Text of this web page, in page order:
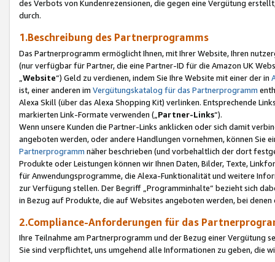
des Verbots von Kundenrezensionen, die gegen eine Vergütung
durch.
1.Beschreibung des Partnerprogramms
Das Partnerprogramm ermöglicht Ihnen, mit Ihrer Website, Ihren
(nur verfügbar für Partner, die eine Partner-ID für die Amazon UK
Website“) Geld zu verdienen, indem Sie Ihre Website mit einer der in
ist, einer anderen im Vergütungskatalog für das Partnerprogramm
Alexa Skill (über das Alexa Shopping Kit) verlinken. Entsprechende
markierten Link-Formate verwenden („ Partner-Links“).
Wenn unsere Kunden die Partner-Links anklicken oder sich damit
angeboten werden, oder andere Handlungen vornehmen, können Sie
Partnerprogramm näher beschrieben (und vorbehaltlich der dort
Produkte oder Leistungen können wir Ihnen Daten, Bilder, Texte,
für Anwendungsprogramme, die Alexa-Funktionalität und weitere
zur Verfügung stellen. Der Begriff „Programminhalte“ bezieht sich
in Bezug auf Produkte, die auf Websites angeboten werden, bei
2.Compliance-Anforderungen für das
Ihre Teilnahme am Partnerprogramm und der Bezug einer Vergütung
Sie sind verpflichtet, uns umgehend alle Informationen zu geben, die